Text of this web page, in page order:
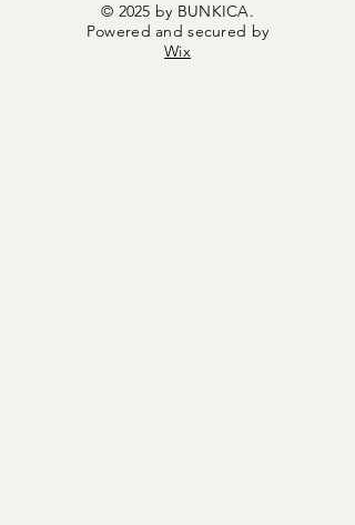
© 2025 by BUNKICA.
Powered and secured by
Wix